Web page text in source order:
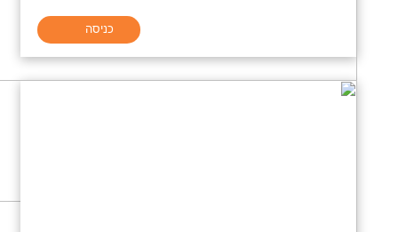
כניסה